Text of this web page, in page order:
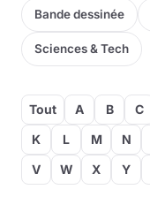
Bande dessinée
Sciences & Tech
Tout A B C
K
L M N
V
W X Y